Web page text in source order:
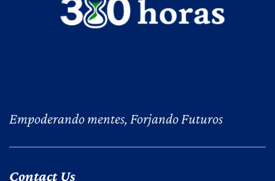
Empoderando mentes, Forjando Futuros
Contact Us